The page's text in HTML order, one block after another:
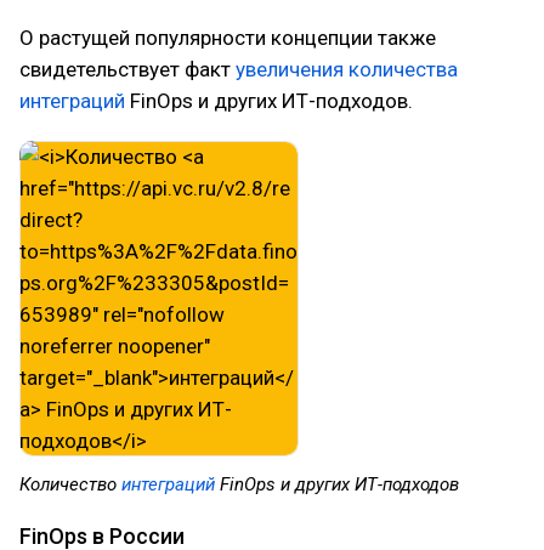
О растущей популярности концепции также
свидетельствует факт увеличения количества
интеграций FinOps и других ИТ-подходов.
Количество интеграций FinOps и других ИТ-подходов
FinOps в России